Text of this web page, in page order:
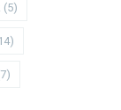
(5)